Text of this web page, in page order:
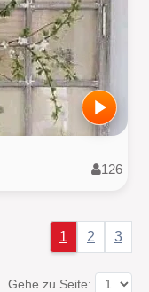
126
1 2 3
Gehe zu Seite: